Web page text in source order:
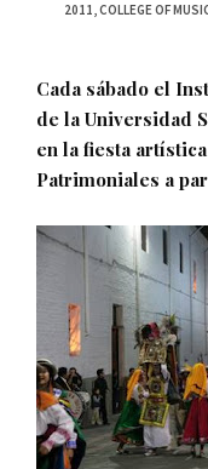
2011 COLLEGE OF
Cada sábado el
de la Universidad
en la fiesta
Patrimoniales a